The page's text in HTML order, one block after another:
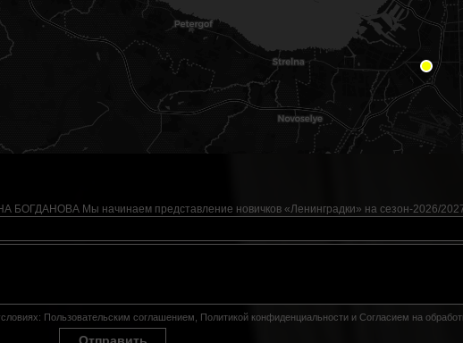
Мы начинаем представление новичков «Ленинградки» на сезон-2026/
Пользовательским соглашением Политикой конфиденциальностии Согласием на